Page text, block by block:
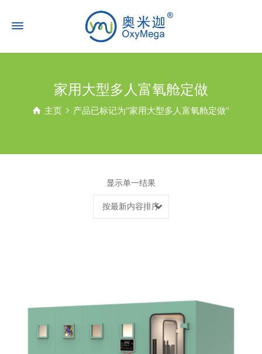
家用大型多人富氧舱定做
主页 产品已标记为“家用大型多人富氧舱定做”
显示单一结果
按最新内容排序